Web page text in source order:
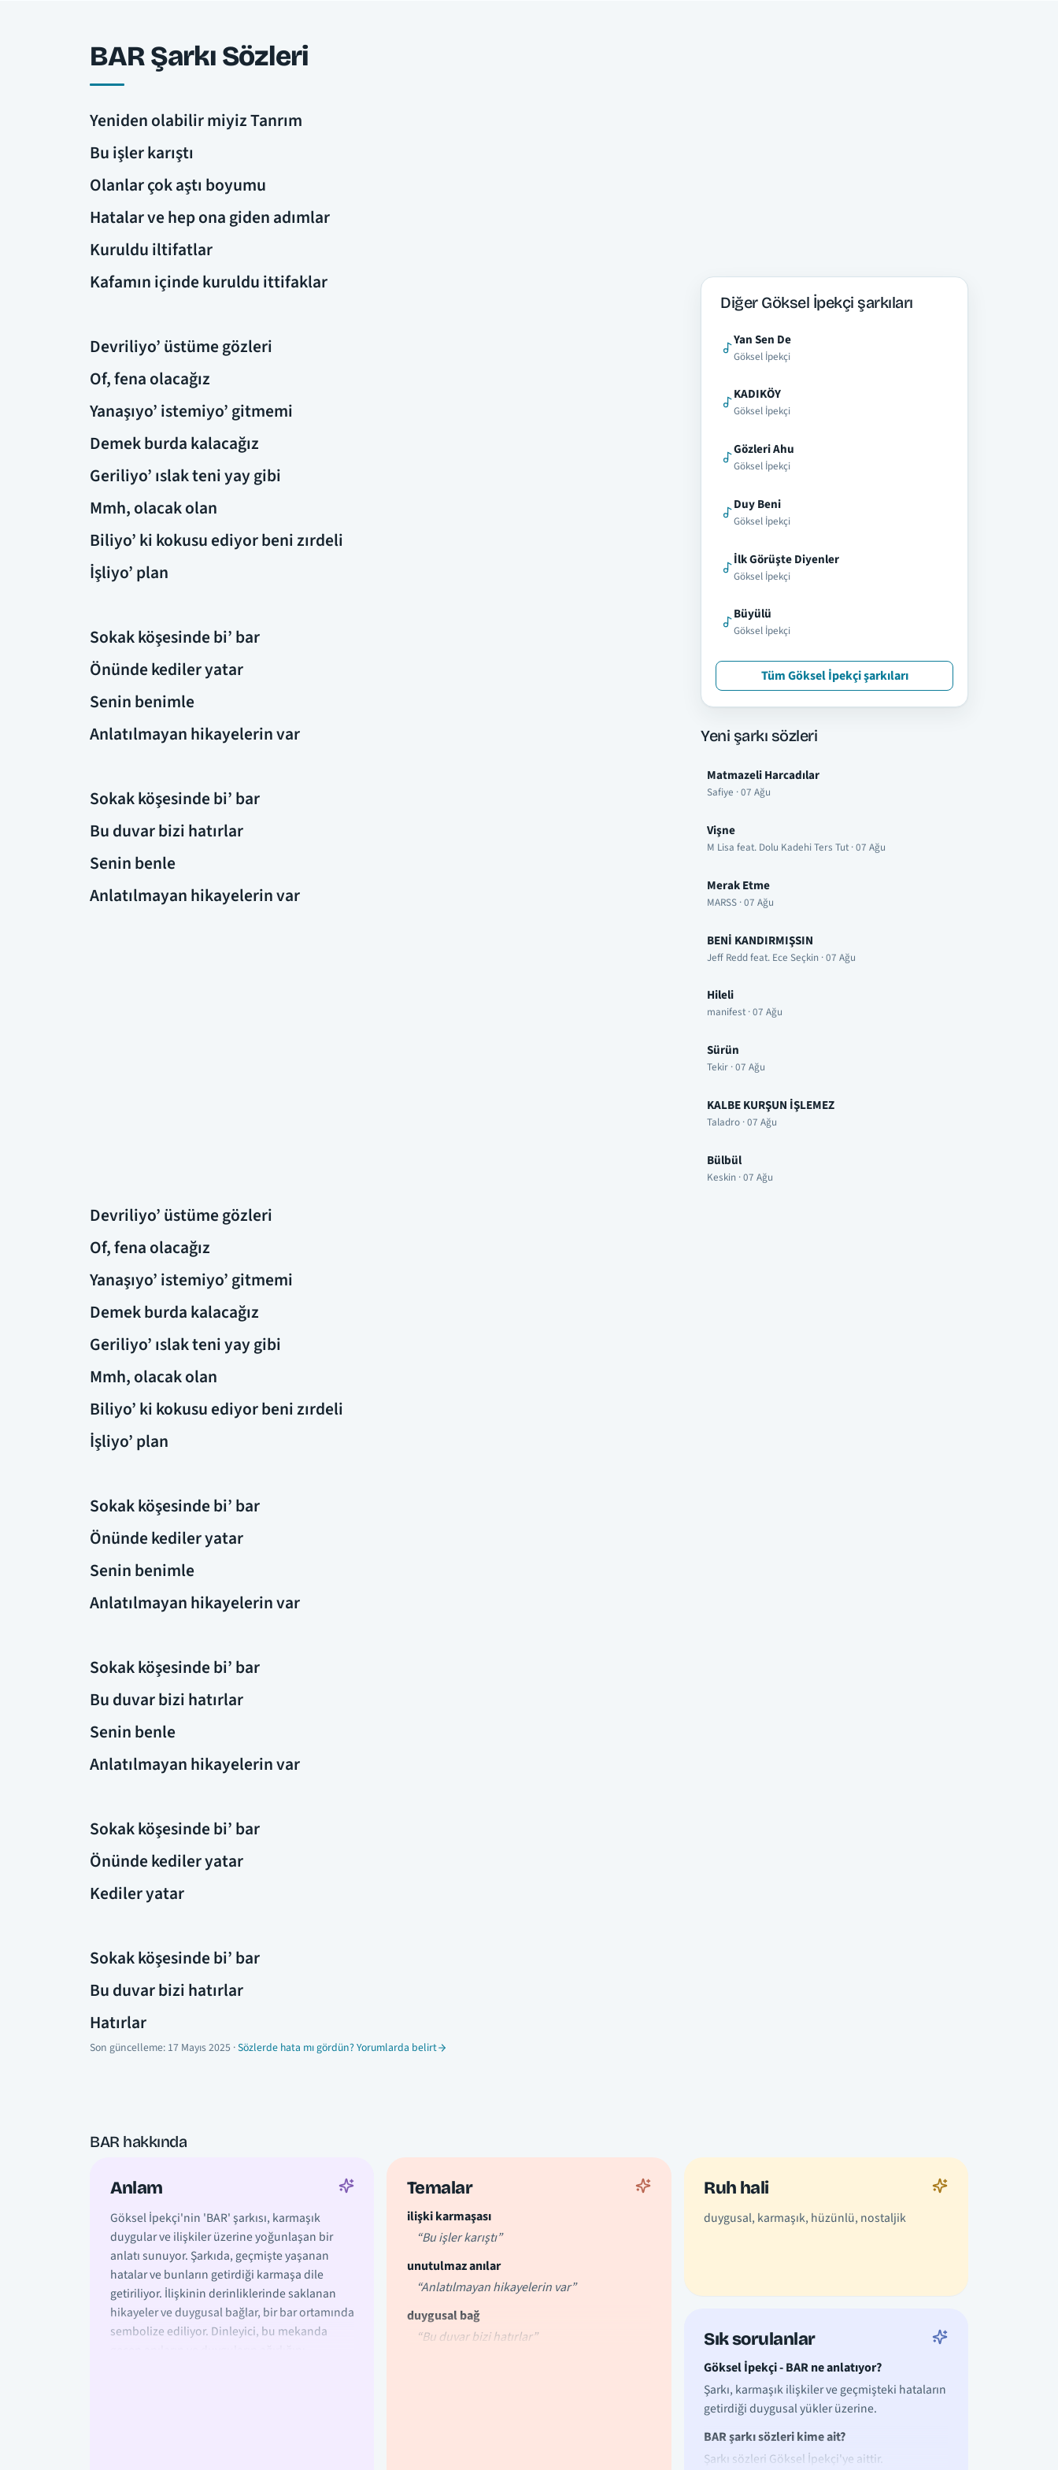
BAR Şarkı Sözleri
Yeniden olabilir miyiz Tanrım
Bu işler karıştı
Olanlar çok aştı boyumu
Hatalar ve hep ona giden adımlar
Kuruldu iltifatlar
Kafamın içinde kuruldu ittifaklar
Devriliyo’ üstüme gözleri
Of, fena olacağız
Yanaşıyo’ istemiyo’ gitmemi
Demek burda kalacağız
Geriliyo’ ıslak teni yay gibi
Mmh, olacak olan
Biliyo’ ki kokusu ediyor beni zırdeli
İşliyo’ plan
Sokak köşesinde bi’ bar
Önünde kediler yatar
Senin benimle
Anlatılmayan hikayelerin var
Sokak köşesinde bi’ bar
Bu duvar bizi hatırlar
Senin benle
Anlatılmayan hikayelerin var
Devriliyo’ üstüme gözleri
Of, fena olacağız
Yanaşıyo’ istemiyo’ gitmemi
Demek burda kalacağız
Geriliyo’ ıslak teni yay gibi
Mmh, olacak olan
Biliyo’ ki kokusu ediyor beni zırdeli
İşliyo’ plan
Sokak köşesinde bi’ bar
Önünde kediler yatar
Senin benimle
Anlatılmayan hikayelerin var
Sokak köşesinde bi’ bar
Bu duvar bizi hatırlar
Senin benle
Anlatılmayan hikayelerin var
Sokak köşesinde bi’ bar
Önünde kediler yatar
Kediler yatar
Sokak köşesinde bi’ bar
Bu duvar bizi hatırlar
Hatırlar
Son güncelleme: 17 Mayıs 2025 ·Sözlerde hata mı gördün? Yorumlarda belirt
BAR hakkında
Anlam
Göksel İpekçi'nin 'BAR' şarkısı, karmaşık
duygular ve ilişkiler üzerine yoğunlaşan bir
anlatı sunuyor. Şarkıda, geçmişte yaşanan
hatalar ve bunların getirdiği karmaşa dile
getiriliyor. İlişkinin derinliklerinde saklanan
hikayeler ve duygusal bağlar, bir bar ortamında
sembolize ediliyor. Dinleyici, bu mekanda
Temalar
ilişki karmaşası
“Bu işler karıştı”
unutulmaz anılar
“Anlatılmayan hikayelerin var”
duygusal bağ
“Bu duvar bizi hatırlar”
Ruh hali
duygusal, karmaşık, hüzünlü, nostaljik
Sık sorulanlar
Göksel İpekçi - BAR ne anlatıyor?
Şarkı, karmaşık ilişkiler ve geçmişteki hataların
getirdiği duygusal yükler üzerine.
BAR şarkı sözleri kime ait?
Şarkı sözleri Göksel İpekçi'ye aittir.
Diğer Göksel İpekçi şarkıları
Yan Sen De
Göksel İpekçi
KADIKÖY
Göksel İpekçi
Gözleri Ahu
Göksel İpekçi
Duy Beni
Göksel İpekçi
İlk Görüşte Diyenler
Göksel İpekçi
Büyülü
Göksel İpekçi
Tüm Göksel İpekçi şarkıları
Yeni şarkı sözleri
Matmazeli Harcadılar
Safiye · 07 Ağu
Vişne
M Lisa feat. Dolu Kadehi Ters Tut · 07 Ağu
Merak Etme
MARSS · 07 Ağu
BENİ KANDIRMIŞSIN
Jeff Redd feat. Ece Seçkin · 07 Ağu
Hileli
manifest · 07 Ağu
Sürün
Tekir · 07 Ağu
KALBE KURŞUN İŞLEMEZ
Taladro · 07 Ağu
Bülbül
Keskin · 07 Ağu